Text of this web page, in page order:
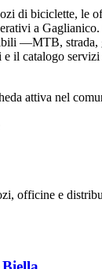
di biciclette, le
a Gaglianico.
—MTB, strada,
il catalogo
attiva nel
officine e